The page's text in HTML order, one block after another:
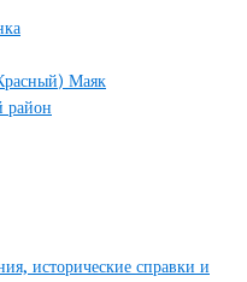
Маяк
район
исторические справки и